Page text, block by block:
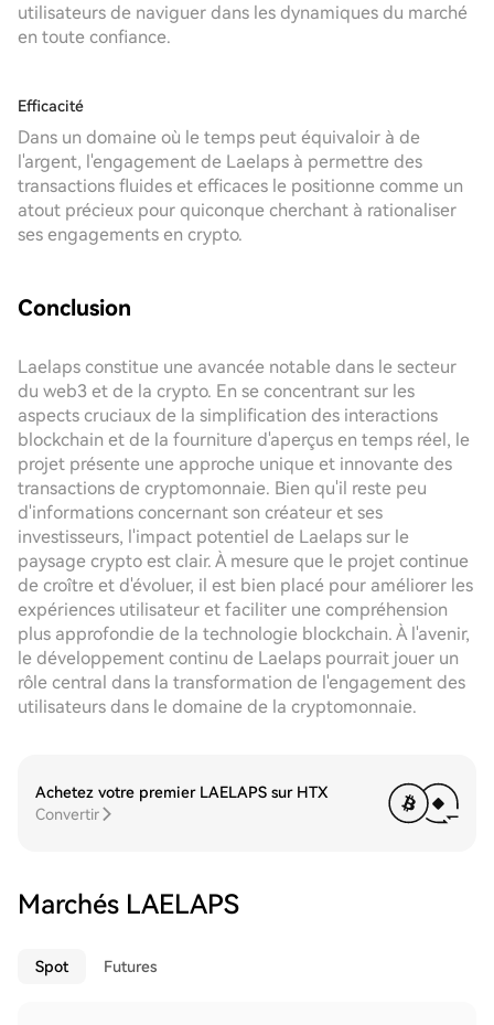
utilisateurs de naviguer dans les dynamiques du marché
en toute confiance.
Efficacité
Dans un domaine où le temps peut équivaloir à de
l'argent, l'engagement de Laelaps à permettre des
transactions fluides et efficaces le positionne comme un
atout précieux pour quiconque cherchant à rationaliser
ses engagements en crypto.
Conclusion
Laelaps constitue une avancée notable dans le secteur
du web3 et de la crypto. En se concentrant sur les
aspects cruciaux de la simplification des interactions
blockchain et de la fourniture d'aperçus en temps réel, le
projet présente une approche unique et innovante des
transactions de cryptomonnaie. Bien qu'il reste peu
d'informations concernant son créateur et ses
investisseurs, l'impact potentiel de Laelaps sur le
paysage crypto est clair. À mesure que le projet continue
de croître et d'évoluer, il est bien placé pour améliorer les
expériences utilisateur et faciliter une compréhension
plus approfondie de la technologie blockchain. À l'avenir,
le développement continu de Laelaps pourrait jouer un
rôle central dans la transformation de l'engagement des
utilisateurs dans le domaine de la cryptomonnaie.
Achetez votre premier LAELAPS sur HTX
Convertir
Marchés LAELAPS
Spot Futures